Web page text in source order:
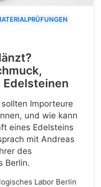
Importeure
und wie kann
eines Edelsteins
mit Andreas
des
Berlin.
Labor Berlin